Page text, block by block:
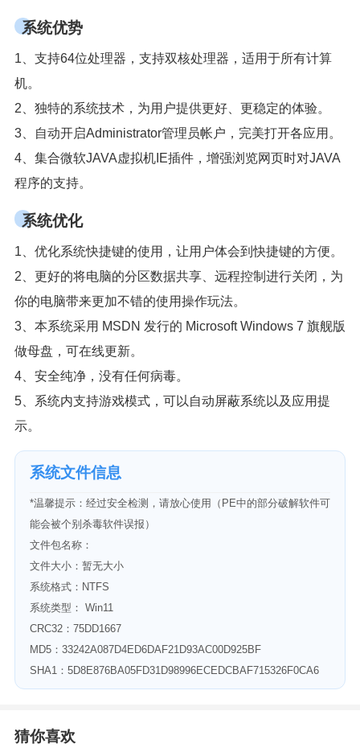
系统优势
1、支持64位处理器，支持双核处理器，适用于所有计算
机。
2、独特的系统技术，为用户提供更好、更稳定的体验。
3、自动开启Administrator管理员帐户，完美打开各应用。
4、集合微软JAVA虚拟机IE插件，增强浏览网页时对JAVA
程序的支持。
系统优化
1、优化系统快捷键的使用，让用户体会到快捷键的方便。
2、更好的将电脑的分区数据共享、远程控制进行关闭，为
你的电脑带来更加不错的使用操作玩法。
3、本系统采用 MSDN 发行的 Microsoft Windows 7 旗舰版
做母盘，可在线更新。
4、安全纯净，没有任何病毒。
5、系统内支持游戏模式，可以自动屏蔽系统以及应用提
示。
系统文件信息
*温馨提示：经过安全检测，请放心使用（PE中的部分破解软件可
能会被个别杀毒软件误报）
文件包名称：
文件大小：暂无大小
系统格式：NTFS
系统类型： Win11
CRC32：75DD1667
MD5：33242A087D4ED6DAF21D93AC00D925BF
SHA1：5D8E876BA05FD31D98996ECEDCBAF715326F0CA6
猜你喜欢